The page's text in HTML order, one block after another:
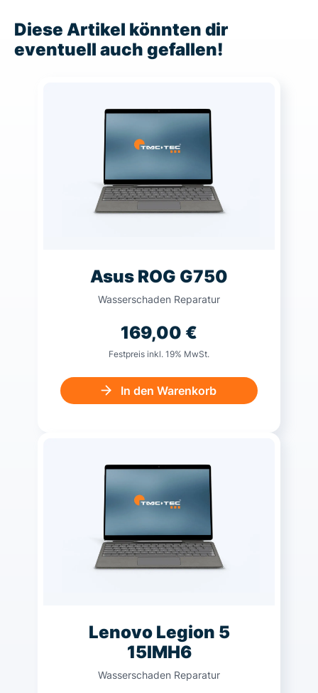
Diese Artikel könnten dir
eventuell auch gefallen!
Asus ROG G750
Wasserschaden Reparatur
169,00 €
Festpreis inkl. 19% MwSt.
In den Warenkorb
Lenovo Legion 5
15IMH6
Wasserschaden Reparatur